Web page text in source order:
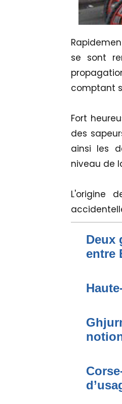
se sont
comptant
Fort
des
ainsi les
niveau de
L'origine
Deux
entre